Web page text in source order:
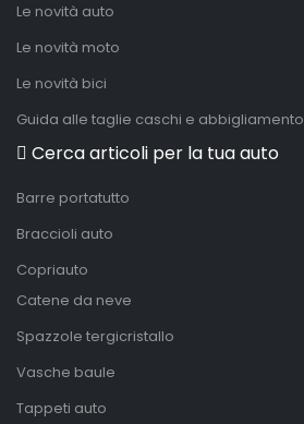
Le novità auto
Le novità moto
Le novità bici
Guida alle taglie caschi e abbigliamento
Cerca articoli per la tua auto
Barre portatutto
Braccioli auto
Copriauto
Catene da neve
Spazzole tergicristallo
Vasche baule
Tappeti auto